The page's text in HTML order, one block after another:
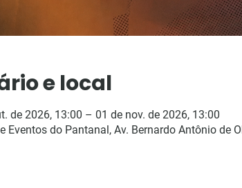
e local
de 2026, 13:00 – 01 de nov. de 2026, 13:00
Eventos do Pantanal, Av. Bernardo Antônio de